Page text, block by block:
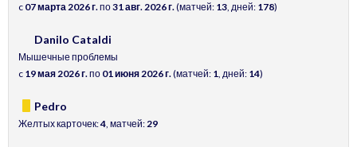
c 07 марта 2026 г.по31 авг. 2026 г.(матчей: 13, дней: 178)
Danilo Cataldi
Мышечные проблемы
c 19 мая 2026 г.по 01 июня 2026 г.(матчей: 1, дней: 14)
Pedro
Желтых карточек:4, матчей:29